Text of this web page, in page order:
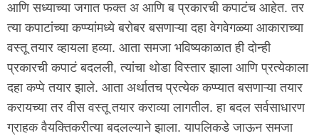
आणि सध्याच्या जगात फक्त अ आणि ब प्रकारची कपाटंच आहेत. तर
त्या कपाटांच्या कप्प्यांमध्ये बरोबर बसणाऱ्या दहा वेगवेगळ्या आकाराच्या
वस्तू तयार व्हायला हव्या. आता समजा भविष्यकाळात ही दोन्ही
प्रकारची कपाटं बदलली, त्यांचा थोडा विस्तार झाला आणि प्रत्येकाला
दहा कप्पे तयार झाले. आता अर्थातच प्रत्येक कप्प्यात बसणाऱ्या तयार
करायच्या तर वीस वस्तू तयार कराव्या लागतील. हा बदल सर्वसाधारण
ग्राहक वैयक्तिकरीत्या बदलल्याने झाला. यापलिकडे जाऊन समजा